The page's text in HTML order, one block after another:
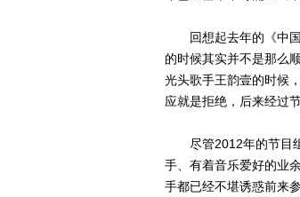
回想起去年的《中国
的时候其实并不是那么
光头歌手王韵壹的时候
应就是拒绝，后来经过
尽管2012年的节目组
手、有着音乐爱好的业
手都已经不堪诱惑前来